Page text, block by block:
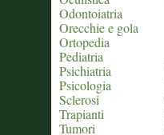
Odontoiatria
Orecchie e gola
Ortopedia
Pediatria
Psichiatria
Psicologia
Sclerosi
Trapianti
Tumori